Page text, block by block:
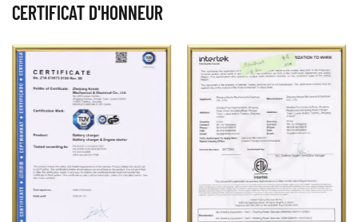
CERTIFICAT D'HONNEUR